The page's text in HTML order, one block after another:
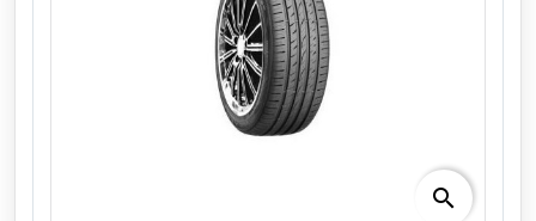
search